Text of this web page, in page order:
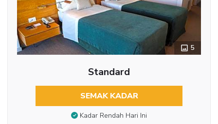
5
Standard
SEMAK KADAR
Kadar Rendah Hari Ini